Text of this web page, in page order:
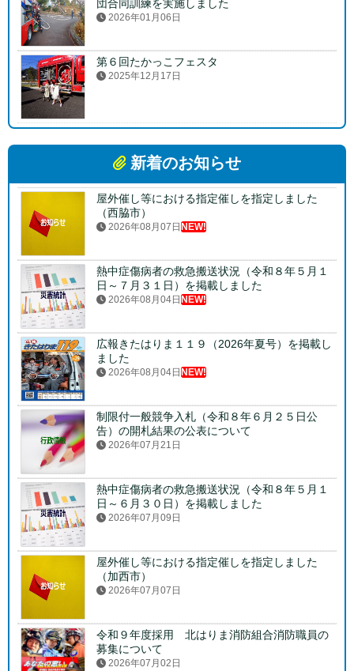
団合同訓練を実施しました
2026年01月06日
第６回たかっこフェスタ
2025年12月17日
新着のお知らせ
屋外催し等における指定催しを指定しました
（西脇市）
2026年08月07日 NEW!
熱中症傷病者の救急搬送状況（令和８年５月１
日～７月３１日）を掲載しました
2026年08月04日 NEW!
広報きたはりま１１９（2026年夏号）を掲載し
ました
2026年08月04日 NEW!
制限付一般競争入札（令和８年６月２５日公
告）の開札結果の公表について
2026年07月21日
熱中症傷病者の救急搬送状況（令和８年５月１
日～６月３０日）を掲載しました
2026年07月09日
屋外催し等における指定催しを指定しました
（加西市）
2026年07月07日
令和９年度採用 北はりま消防組合消防職員の
募集について
2026年07月02日